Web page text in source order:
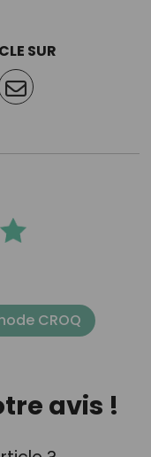
SUR
CROQ
avis !